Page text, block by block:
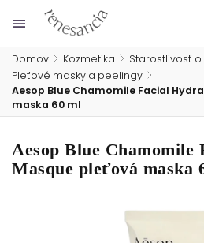
Domov / Kozmetika / Starostlivosť
Pleťové masky a peelingy /
Aesop Blue Chamomile Facial
maska 60 ml
Aesop Blue Chamomile
Masque pleťová maska